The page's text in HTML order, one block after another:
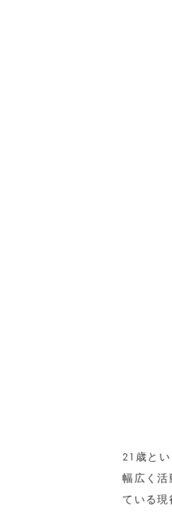
21歳と
幅広く
ている